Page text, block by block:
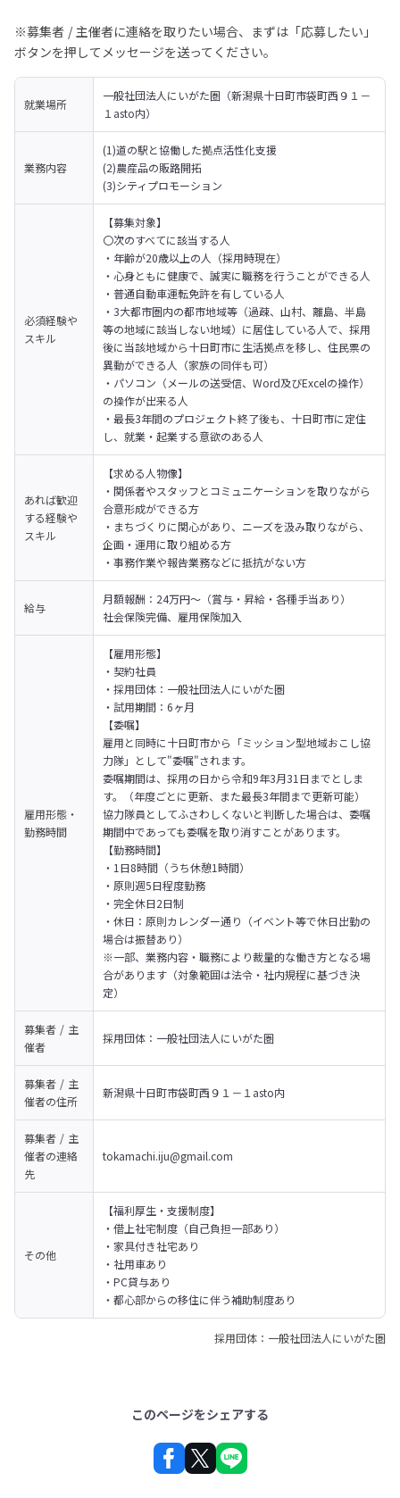
※募集者 / 主催者に連絡を取りたい場合、まずは「応募したい」
ボタンを押してメッセージを送ってください。
就業場所
一般社団法人にいがた圏（新潟県十日町市袋町西９１－
１asto内）
業務内容
(1)道の駅と協働した拠点活性化支援
(2)農産品の販路開拓
(3)シティプロモーション
必須経験や
スキル
【募集対象】
〇次のすべてに該当する人
・年齢が20歳以上の人（採用時現在）
・心身ともに健康で、誠実に職務を行うことができる人
・普通自動車運転免許を有している人
・3大都市圏内の都市地域等（過疎、山村、離島、半島
等の地域に該当しない地域）に居住している人で、採用
後に当該地域から十日町市に生活拠点を移し、住民票の
異動ができる人（家族の同伴も可）
・パソコン（メールの送受信、Word及びExcelの操作）
の操作が出来る人
・最長3年間のプロジェクト終了後も、十日町市に定住
し、就業・起業する意欲のある人
あれば歓迎
する経験や
スキル
【求める人物像】
・関係者やスタッフとコミュニケーションを取りながら
合意形成ができる方
・まちづくりに関心があり、ニーズを汲み取りながら、
企画・運用に取り組める方
・事務作業や報告業務などに抵抗がない方
給与
月額報酬：24万円〜（賞与・昇給・各種手当あり）
社会保険完備、雇用保険加入
雇用形態・
勤務時間
【雇用形態】
・契約社員
・採用団体：一般社団法人にいがた圏
・試用期間：6ヶ月
【委嘱】
雇用と同時に十日町市から「ミッション型地域おこし協
力隊」として"委嘱"されます。
委嘱期間は、採用の日から令和9年3月31日までとしま
す。（年度ごとに更新、また最長3年間まで更新可能）
協力隊員としてふさわしくないと判断した場合は、委嘱
期間中であっても委嘱を取り消すことがあります。
【勤務時間】
・1日8時間（うち休憩1時間）
・原則週5日程度勤務
・完全休日2日制
・休日：原則カレンダー通り（イベント等で休日出勤の
場合は振替あり）
※一部、業務内容・職務により裁量的な働き方となる場
合があります（対象範囲は法令・社内規程に基づき決
定）
募集者 / 主
催者
採用団体：一般社団法人にいがた圏
募集者 / 主
催者の住所
新潟県十日町市袋町西９１－１asto内
募集者 / 主
催者の連絡
先
tokamachi.iju@gmail.com
その他
【福利厚生・支援制度】
・借上社宅制度（自己負担一部あり）
・家具付き社宅あり
・社用車あり
・PC貸与あり
・都心部からの移住に伴う補助制度あり
採用団体：一般社団法人にいがた圏
このページをシェアする